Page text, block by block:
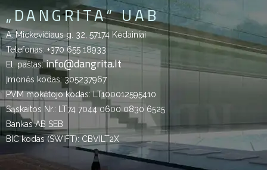
„DANGRITA“ UAB
A. Mickevičiaus g. 32, 57174 Kėdainiai
Telefonas: +370 655 18933
El. paštas:info@dangrita.lt
Įmonės kodas: 305237967
PVM mokėtojo kodas: LT100012595410
Sąskaitos Nr.: LT74 7044 0600 0830 6525
Bankas AB SEB
BIC kodas (SWIFT): CBVILT2X